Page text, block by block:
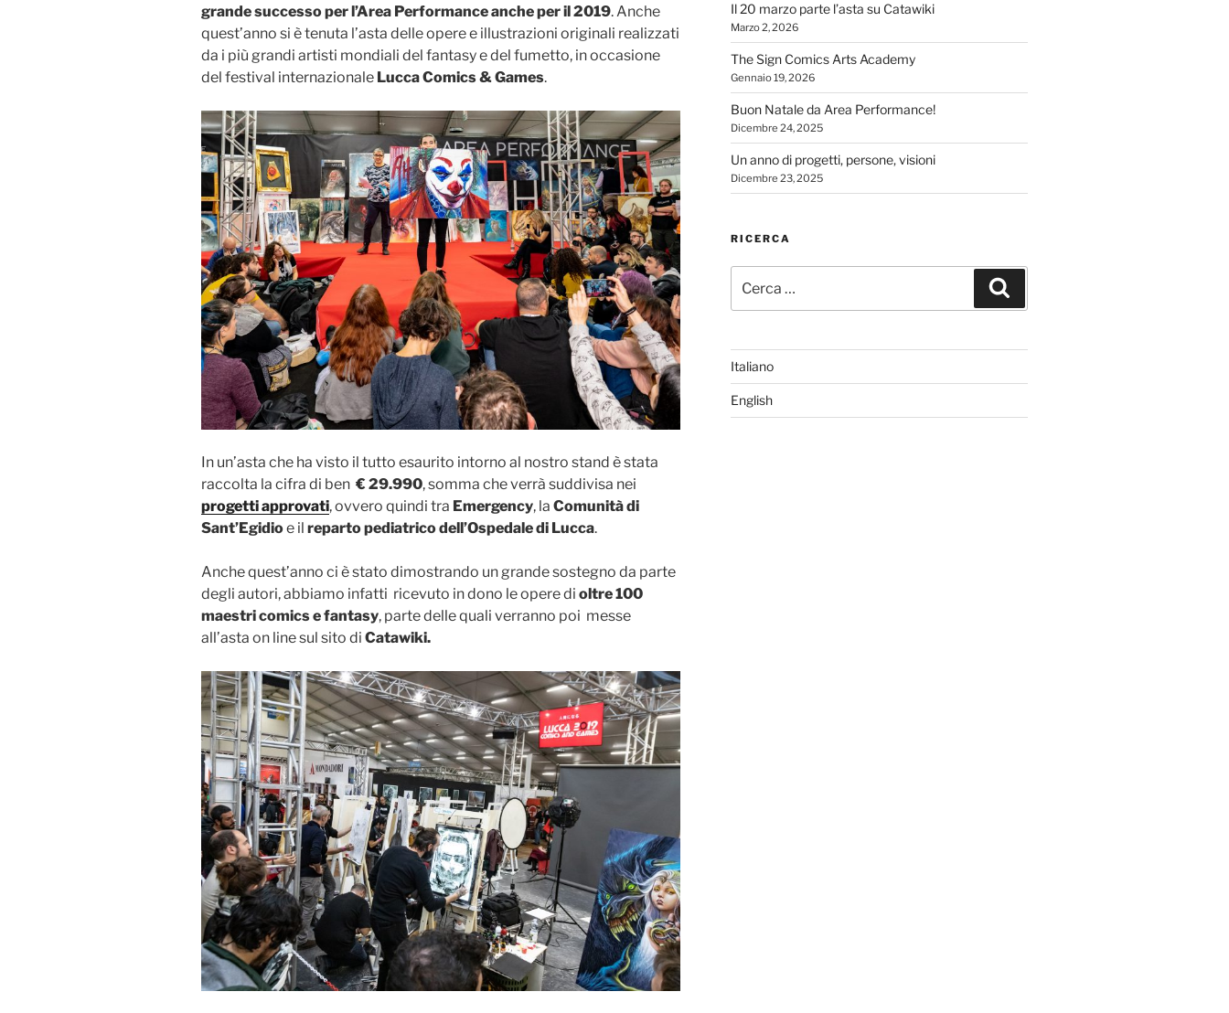
grande successo per l’Area Performance anche per il 2019. Anche
quest’anno si è tenuta l’asta delle opere e illustrazioni originali realizzati
da i più grandi artisti mondiali del fantasy e del fumetto, in occasione
del festival internazionale Lucca Comics & Games.
In un’asta che ha visto il tutto esaurito intorno al nostro stand è stata
raccolta la cifra di ben € 29.990, somma che verrà suddivisa nei
progetti approvati, ovvero quindi tra Emergency, la Comunità di
Sant’Egidioe il reparto pediatrico dell’Ospedale di Lucca.
Anche quest’anno ci è stato dimostrando un grande sostegno da parte
degli autori, abbiamo infatti ricevuto in dono le opere di oltre 100
maestri comics e fantasy, parte delle quali verranno poi messe
all’asta on line sul sito di Catawiki.
Il 20 marzo parte l’asta su Catawiki
Marzo 2, 2026
The Sign Comics Arts Academy
Gennaio 19, 2026
Buon Natale da Area Performance!
Dicembre 24, 2025
Un anno di progetti, persone, visioni
Dicembre 23, 2025
RICERCA
Italiano
English